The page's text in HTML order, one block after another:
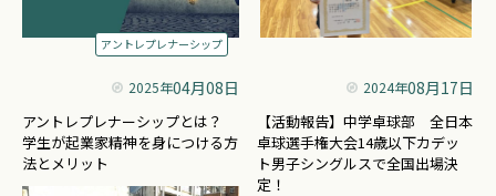
アントレプレナーシップ
2025年04月08日
アントレプレナーシップとは？
学生が起業家精神を身につける方
法とメリット
2024年08月17日
【活動報告】中学卓球部 全日本
卓球選手権大会14歳以下カデッ
ト男子シングルスで全国出場決
定！